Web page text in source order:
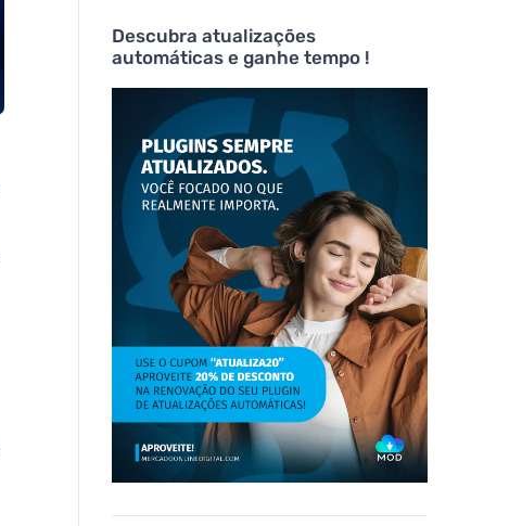
Descubra atualizações
automáticas e ganhe tempo !